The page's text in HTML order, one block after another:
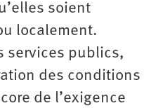
soient
localement.
services publics,
des conditions
de l’exigence